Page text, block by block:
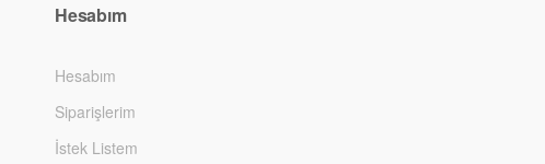
Hesabım
Hesabım
Siparişlerim
İstek Listem